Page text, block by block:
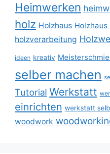
Heimwerken
holz Holzhaus Holzhaus
holzverarbeitung
ideen kreativ
selber machen
Tutorial Werkstatt
einrichten werkstatt
woodwork